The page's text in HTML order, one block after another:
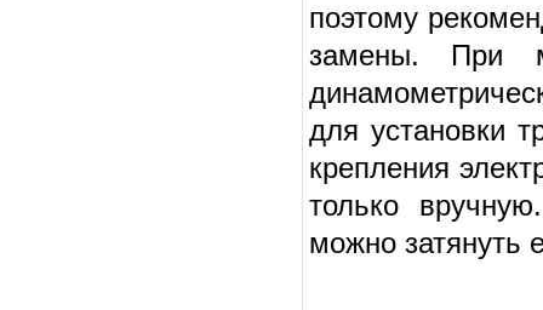
поэтому
замены. При
для установки
крепления
только
можно затянуть